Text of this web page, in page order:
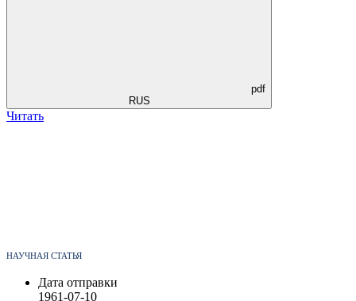
pdf
RUS
Читать
НАУЧНАЯ СТАТЬЯ
Дата отправки
1961-07-10